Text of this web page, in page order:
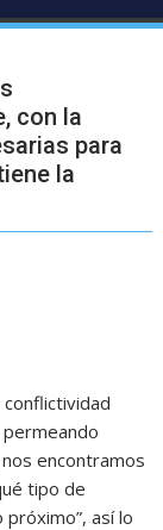
con la
para
la
conflictividad
permeando
encontramos
tipo de
así lo